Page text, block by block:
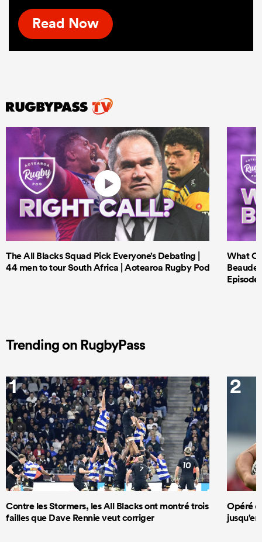
Read Now
The All Blacks Squad Pick Everyone’s Debating |
44 men to tour South Africa | Aotearoa Rugby Pod
What
Episode
Trending on RugbyPass
1
Contre les Stormers, les All Blacks ont montré trois
failles que Dave Rennie veut corriger
2
Opéré